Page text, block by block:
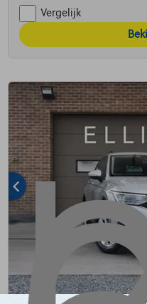
Vergelijk